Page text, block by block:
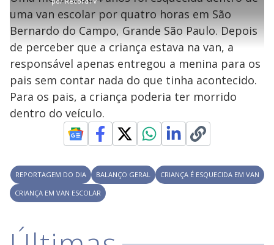
l
a
y
V
i
r
1
e
g
n
d
s
a
1
s
e
g
u
n
o
s
M
u
5
9
%
c
r
e
a
uma van escolar por quatro horas em São
Bernardo do Campo, Grande São Paulo. Depois
de perceber que a criança estava na van, a
responsável apenas entregou a menina para os
pais sem contar nada do que tinha acontecido.
Para os pais, a criança poderia ter morrido
dentro do veículo.
REPORTAGEM DO DIA BALANÇO GERAL
CRIANÇA É ESQUECIDA EM VAN
CRIANÇA EM VAN ESCOLAR